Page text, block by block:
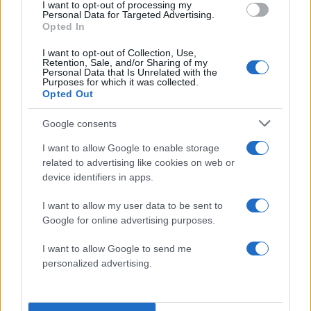
I want to opt-out of processing my
Personal Data for Targeted Advertising.
Opted In
I want to opt-out of Collection, Use,
Retention, Sale, and/or Sharing of my
Personal Data that Is Unrelated with the
Purposes for which it was collected.
Opted Out
Google consents
I want to allow Google to enable storage
related to advertising like cookies on web or
device identifiers in apps.
I want to allow my user data to be sent to
Google for online advertising purposes.
I want to allow Google to send me
personalized advertising.
Όγκος και περίγραμμα στα χείλη
Τα χείλη πολλές φορές είναι από τη φύση τους
λεπτά ή ασύμμετρα, ενώ σε κάποιες περιπτώσεις,
Ακόμα, όμως, και όταν δεν υπάρχουν αυτά τα
χαρακτηριστικά από τη νεανική ηλικία, με την
πάροδο του χρόνου τα χείλη χάνουν τον όγκο
μπορούν να διορθωθούν με την έγχυση
υαλουρονικού οξέος. Η θεραπεία διαρκεί έως 5
λεπτά και η επιστροφή στις καθημερινές
δραστηριότητες είναι άμεση. Τα αποτελέσματα
12 μήνες, ανάλογα με το περιστατικό. Τα ίδια